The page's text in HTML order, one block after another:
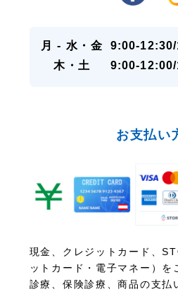
月 - 水・金
9:00-
木・土
9:00-
お支払い
現金、クレジットカード、
ットカード・電子マネー）を
診療、保険診療、商品の支払